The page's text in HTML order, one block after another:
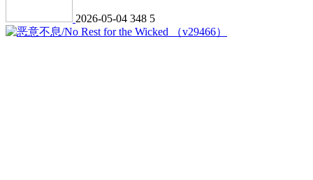
2026-05-04 348 5